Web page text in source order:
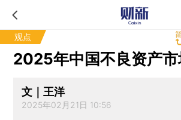
观点
2025年中国不良资产市
文｜王洋
2025年02月21日 10:56